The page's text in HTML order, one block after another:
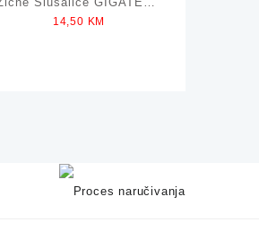
R11
14,50 KM